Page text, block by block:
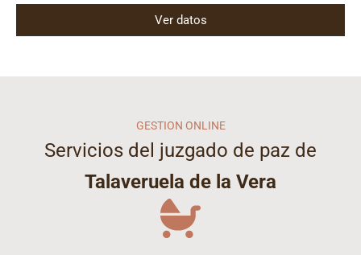
Ver datos
GESTION ONLINE
Servicios del juzgado de paz de
Talaveruela de la Vera